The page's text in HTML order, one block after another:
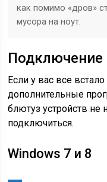
как помимо «дров»
мусора на ноут.
Подключение
Если у вас все
дополнительные
блютуз устройств
подключиться.
Windows 7 и 8